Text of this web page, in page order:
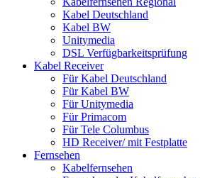
Kabel Deutschland
Kabel BW
Unitymedia
DSL Verfügbarkeitsprüfung
Kabel Receiver
Für Kabel Deutschland
Für Kabel BW
Für Unitymedia
Für Primacom
Für Tele Columbus
HD Receiver/ mit Festplatte
Fernsehen
Kabelfernsehen